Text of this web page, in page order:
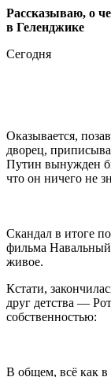
Рассказываю, о
в Геленджике
Сегодня
Оказывается,
дворец,
Путин вынужден
что он ничего не
Скандал в итоге
фильма Навальный
живое.
Кстати,
друг детства —
собственностью:
В общем, всё как в